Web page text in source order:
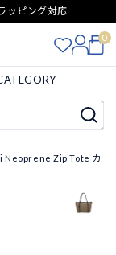
ッピング対応
0
Neoprene Zip Tote カ